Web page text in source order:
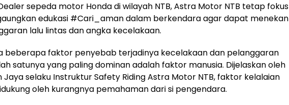
sepeda motor Honda di wilayah NTB, Astra Motor NTB tetap fokus
edukasi #Cari_aman dalam berkendara agar dapat menekan
lalu lintas dan angka kecelakaan.
beberapa faktor penyebab terjadinya kecelakaan dan pelanggaran
satunya yang paling dominan adalah faktor manusia. Dijelaskan oleh
Jaya selaku Instruktur Safety Riding Astra Motor NTB, faktor kelalaian
oleh kurangnya pemahaman dari si pengendara.